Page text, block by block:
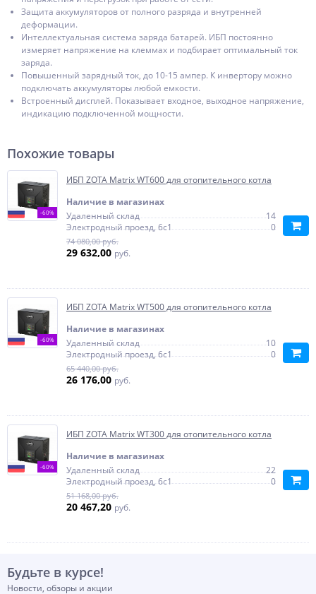
Защита аккумуляторов от полного разряда и внутренней
деформации.
Интеллектуальная система заряда батарей. ИБП постоянно
измеряет напряжение на клеммах и подбирает оптимальный ток
заряда.
Повышенный зарядный ток, до 10-15 ампер. К инвертору можно
подключать аккумуляторы любой емкости.
Встроенный дисплей. Показывает входное, выходное напряжение,
индикацию подключенной мощности.
Похожие товары
-60%
ИБП ZOTA Matrix WT600 для отопительного котла
Наличие в магазинах
Удаленный склад
14
Электродный проезд, 6с1
0
74 080,00 руб.
29 632,00 руб.
-60%
ИБП ZOTA Matrix WT500 для отопительного котла
Наличие в магазинах
Удаленный склад
10
Электродный проезд, 6с1
0
65 440,00 руб.
26 176,00 руб.
-60%
ИБП ZOTA Matrix WT300 для отопительного котла
Наличие в магазинах
Удаленный склад
22
Электродный проезд, 6с1
0
51 168,00 руб.
20 467,20 руб.
Будьте в курсе!
Новости, обзоры и акции